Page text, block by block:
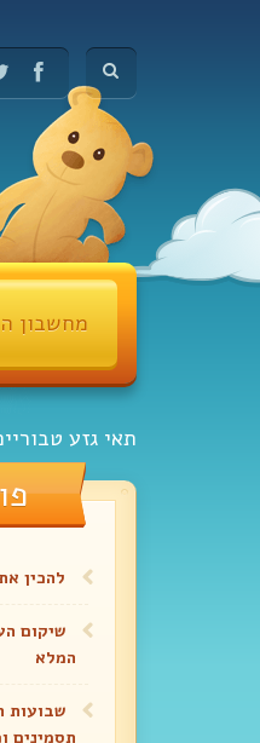
מחשבון
תאי גזע
להכין
שיקום
המלא
שבועות
תסמינים